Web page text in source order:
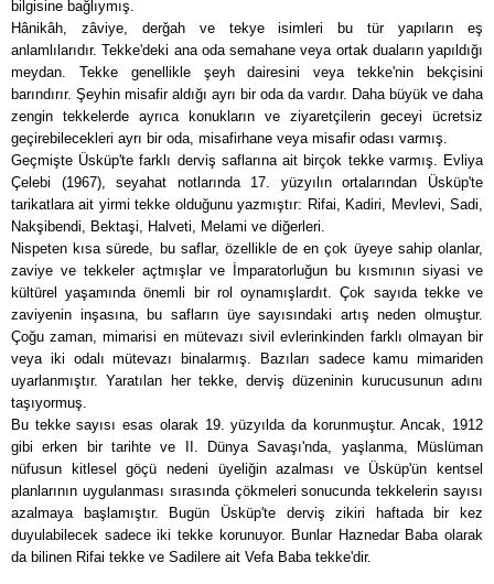
bilgisine bağlıymış.
Hânikâh, zâviye, derǧah ve tekye isimleri bu tür yapıların eş
anlamlılarıdır. Tekke'deki ana oda semahane veya ortak duaların yapıldığı
meydan. Tekke genellikle şeyh dairesini veya tekke'nin bekçisini
barındırır. Şeyhin misafir aldığı ayrı bir oda da vardır. Daha büyük ve daha
zengin tekkelerde ayrıca konukların ve ziyaretçilerin geceyi ücretsiz
geçirebilecekleri ayrı bir oda, misafirhane veya misafir odası varmış.
Geçmişte Üsküp'te farklı derviş saflarına ait birçok tekke varmış. Evliya
Çelebi (1967), seyahat notlarında 17. yüzyılın ortalarından Üsküp'te
tarikatlara ait yirmi tekke olduğunu yazmıştır: Rifai, Kadiri, Mevlevi, Sadi,
Nakşibendi, Bektaşi, Halveti, Melami ve diğerleri.
Nispeten kısa sürede, bu saflar, özellikle de en çok üyeye sahip olanlar,
zaviye ve tekkeler açtmışlar ve İmparatorluğun bu kısmının siyasi ve
kültürel yaşamında önemli bir rol oynamışlardıt. Çok sayıda tekke ve
zaviyenin inşasına, bu safların üye sayısındaki artış neden olmuştur.
Çoğu zaman, mimarisi en mütevazı sivil evlerinkinden farklı olmayan bir
veya iki odalı mütevazı binalarmış. Bazıları sadece kamu mimariden
uyarlanmıştır. Yaratılan her tekke, derviş düzeninin kurucusunun adını
taşıyormuş.
Bu tekke sayısı esas olarak 19. yüzyılda da korunmuştur. Ancak, 1912
gibi erken bir tarihte ve II. Dünya Savaşı'nda, yaşlanma, Müslüman
nüfusun kitlesel göçü nedeni üyeliğin azalması ve Üsküp'ün kentsel
planlarının uygulanması sırasında çökmeleri sonucunda tekkelerin sayısı
azalmaya başlamıştır. Bugün Üsküp'te derviş zikiri haftada bir kez
duyulabilecek sadece iki tekke korunuyor. Bunlar Haznedar Baba olarak
da bilinen Rifai tekke ve Sadilere ait Vefa Baba tekke'dir.